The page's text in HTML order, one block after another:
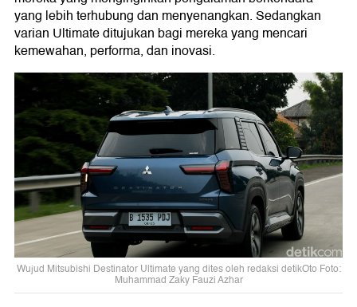
yang lebih terhubung dan menyenangkan. Sedangkan
varian Ultimate ditujukan bagi mereka yang mencari
kemewahan, performa, dan inovasi.
Wujud Mitsubishi Destinator Ultimate yang dites oleh redaksi detikOto Foto:
Muhammad Zaky Fauzi Azhar